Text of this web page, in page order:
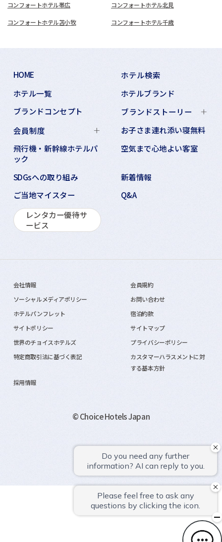
コンフォートホテル帯広 コンフォートホテル北見
コンフォートホテル苫小牧 コンフォートホテル千歳
HOME
ホテル検索
ホテル一覧
ホテルブランド
ブランドコンセプト
ブランドストーリー
会員制度
お子さま連れ添い寝無料
飛行機・新幹線ホテルパ
ック
空気まで心地よい客室
SDGsへの取り組み
新着情報
ご当地マイスター
Q&A
レンタカー優待サ
ービス
会社情報
会員規約
ソーシャルメディアポリシー
お問い合わせ
ホテルパンフレット
宿泊約款
サイトポリシー
サイトマップ
世界のチョイスホテルズ
プライバシーポリシー
特定商取引法に基づく表記
カスタマーハラスメントに対
する基本方針
採用情報
© Choice Hotels Japan